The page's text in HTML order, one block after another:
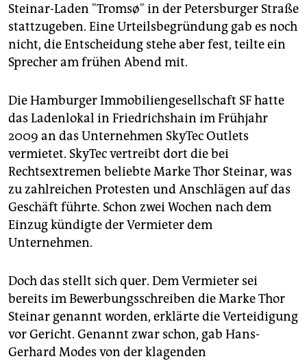
genossenschaft
epaper login
Steinar-Laden "Tromsø" in der Petersburger Straße
stattzugeben. Eine Urteilsbegründung gab es noch
nicht, die Entscheidung stehe aber fest, teilte ein
Sprecher am frühen Abend mit.
Die Hamburger Immobiliengesellschaft SF hatte
das Ladenlokal in Friedrichshain im Frühjahr
2009 an das Unternehmen SkyTec Outlets
vermietet. SkyTec vertreibt dort die bei
Rechtsextremen beliebte Marke Thor Steinar, was
zu zahlreichen Protesten und Anschlägen auf das
Geschäft führte. Schon zwei Wochen nach dem
Einzug kündigte der Vermieter dem
Unternehmen.
Doch das stellt sich quer. Dem Vermieter sei
bereits im Bewerbungsschreiben die Marke Thor
Steinar genannt worden, erklärte die Verteidigung
vor Gericht. Genannt zwar schon, gab Hans-
Gerhard Modes von der klagenden